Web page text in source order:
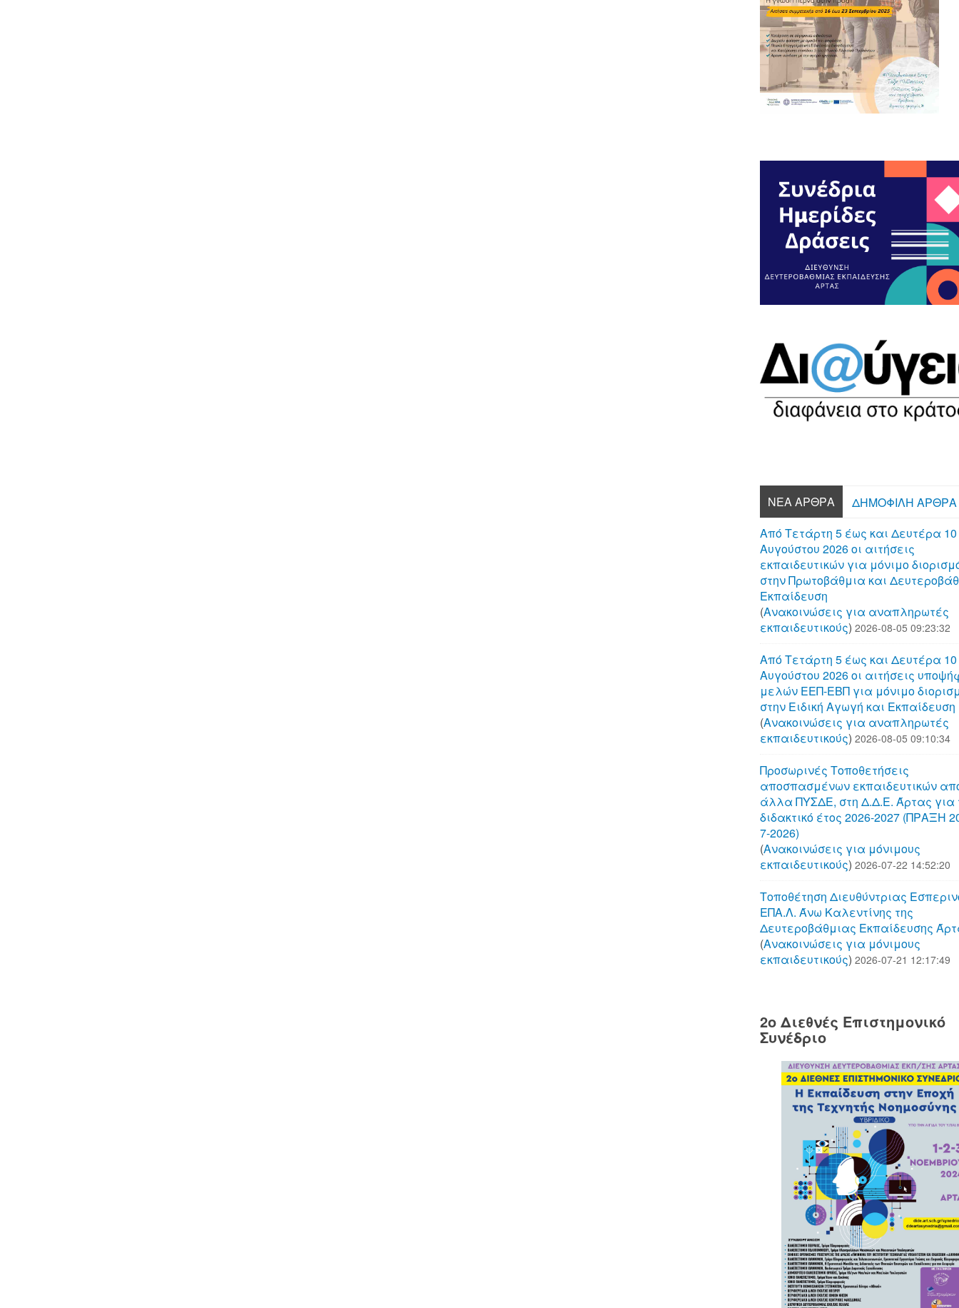
ΝΈΑ ΆΡΘΡΑ
ΔΗΜΟΦΙΛΉ ΆΡΘΡΑ
Από Τετάρτη 5 έως και Δευτέρα 10
Αυγούστου 2026 οι αιτήσεις
εκπαιδευτικών για μόνιμο
στην Πρωτοβάθμια και
Εκπαίδευση
(Aνακοινώσεις για αναπληρωτές
εκπαιδευτικούς) 2026-08-05 09:23:32
Από Τετάρτη 5 έως και Δευτέρα 10
Αυγούστου 2026 οι αιτήσεις
μελών ΕΕΠ-ΕΒΠ για μόνιμο
στην Ειδική Αγωγή και Εκπαίδευση
(Aνακοινώσεις για αναπληρωτές
εκπαιδευτικούς) 2026-08-05 09:10:34
Προσωρινές Τοποθετήσεις
αποσπασμένων εκπαιδευτικών
άλλα ΠΥΣΔΕ, στη Δ.Δ.Ε. Άρτας για
διδακτικό έτος 2026-2027 (ΠΡΑΞΗ
7-2026)
(Aνακοινώσεις για μόνιμους
εκπαιδευτικούς) 2026-07-22 14:52:20
Τοποθέτηση Διευθύντριας
ΕΠΑ.Λ. Άνω Καλεντίνης της
Δευτεροβάθμιας Εκπαίδευσης
(Aνακοινώσεις για μόνιμους
εκπαιδευτικούς) 2026-07-21 12:17:49
2o Διεθνές Επιστημονικό
Συνέδριο